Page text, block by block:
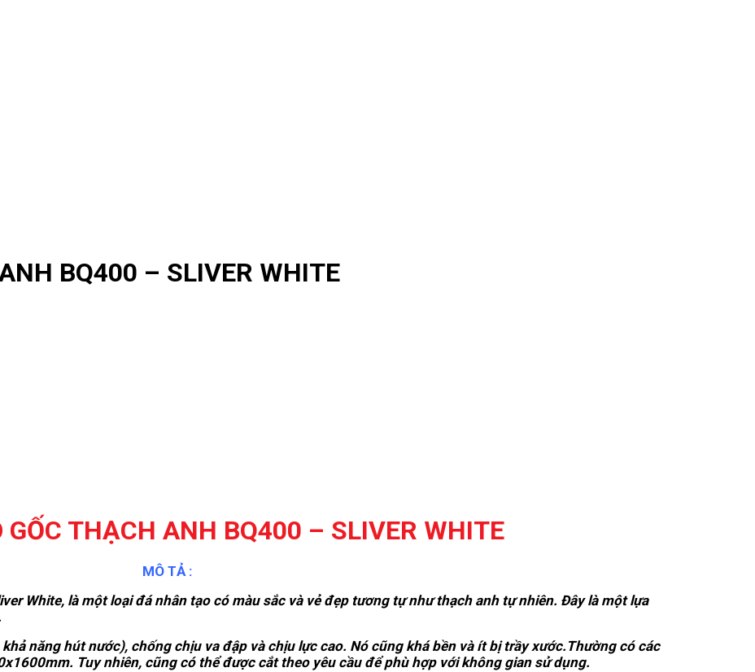
BQ400 – SLIVER WHITE
THẠCH ANH BQ400 – SLIVER WHITE
MÔ TẢ :
White, là một loại đá nhân tạo có màu sắc và vẻ đẹp tương tự như thạch anh tự nhiên. Đây là một lựa
năng hút nước), chống chịu va đập và chịu lực cao. Nó cũng khá bền và ít bị trầy xước.Thường có các
Tuy nhiên, cũng có thể được cắt theo yêu cầu để phù hợp với không gian sử dụng.